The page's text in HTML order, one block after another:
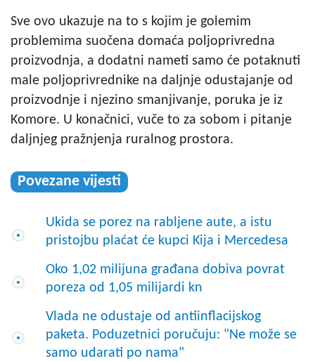
Sve ovo ukazuje na to s kojim je golemim
problemima suočena domaća poljoprivredna
proizvodnja, a dodatni nameti samo će potaknuti
male poljoprivrednike na daljnje odustajanje od
proizvodnje i njezino smanjivanje, poruka je iz
Komore. U konačnici, vuče to za sobom i pitanje
daljnjeg pražnjenja ruralnog prostora.
Povezane vijesti
Ukida se porez na rabljene aute, a istu
pristojbu plaćat će kupci Kija i Mercedesa
Oko 1,02 milijuna građana dobiva povrat
poreza od 1,05 milijardi kn
Vlada ne odustaje od antiinflacijskog
paketa. Poduzetnici poručuju: "Ne može se
samo udarati po nama"